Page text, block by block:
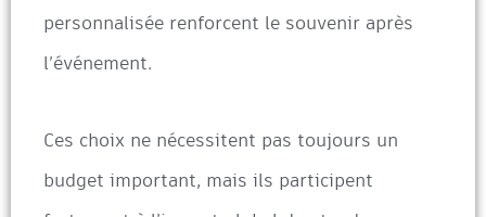
personnalisée renforcent le souvenir après
l’événement.
Ces choix ne nécessitent pas toujours un
budget important, mais ils participent